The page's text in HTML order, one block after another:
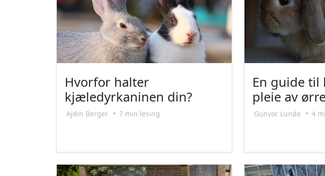
Hvorfor halter
kjæledyrkaninen din?
Ajdin Berger • 7 min lesing
En guide til
pleie av
Gunvor Lunde • 4